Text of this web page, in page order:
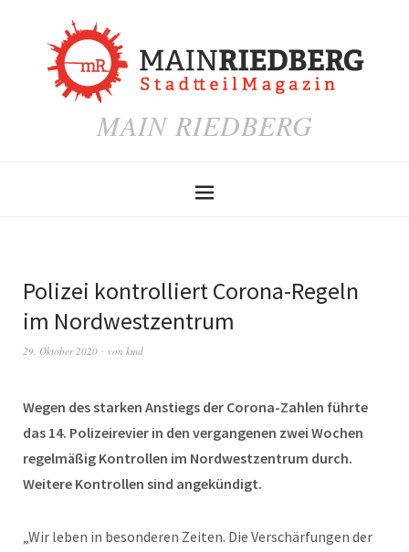
MAIN RIEDBERG
Polizei kontrolliert Corona-Regeln
im Nordwestzentrum
29. Oktober 2020 von kmd
Wegen des starken Anstiegs der Corona-Zahlen führte
das 14. Polizeirevier in den vergangenen zwei Wochen
regelmäßig Kontrollen im Nordwestzentrum durch.
Weitere Kontrollen sind angekündigt.
„Wir leben in besonderen Zeiten. Die Verschärfungen der